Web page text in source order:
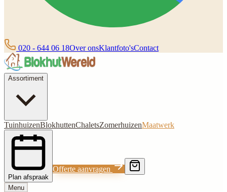
020 - 644 06 18Over onsKlantfoto'sContact
Assortiment
TuinhuizenBlokhuttenChaletsZomerhuizenMaatwerk
Plan afspraak
Offerte aanvragen
Menu